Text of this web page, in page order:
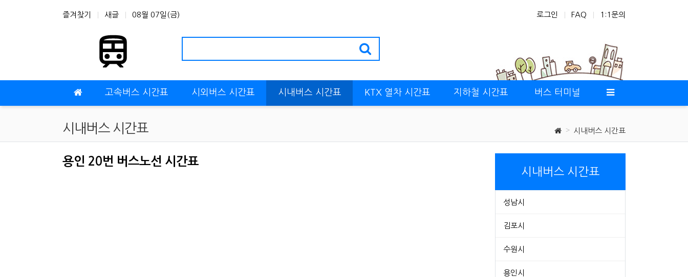
즐겨찾기 새글 08월 07일(금) 로그인 FAQ 1:1문의
고속버스 시간표 시외버스 시간표 시내버스 시간표 KTX 열차 시간표 지하철 시간표 버스 터미널
시내버스 시간표 시내버스 시간표
용인 20번 버스노선 시간표
시내버스 시간표
성남시
김포시
수원시
용인시